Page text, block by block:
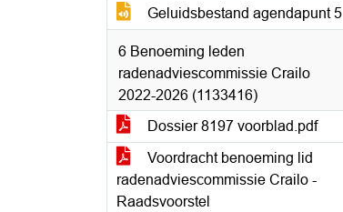
Geluidsbestand agendapunt 5
6 Benoeming leden
radenadviescommissie Crailo
2022-2026 (1133416)
Dossier 8197 voorblad.pdf
Voordracht benoeming lid
radenadviescommissie Crailo -
Raadsvoorstel